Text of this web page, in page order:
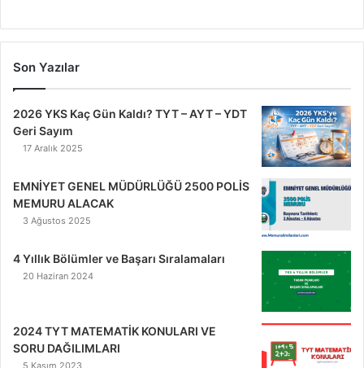
Son Yazılar
2026 YKS Kaç Gün Kaldı? TYT – AYT – YDT
Geri Sayım
17 Aralık 2025
EMNİYET GENEL MÜDÜRLÜĞÜ 2500 POLİS
MEMURU ALACAK
3 Ağustos 2025
4 Yıllık Bölümler ve Başarı Sıralamaları
20 Haziran 2024
2024 TYT MATEMATİK KONULARI VE
SORU DAĞILIMLARI
5 Kasım 2023